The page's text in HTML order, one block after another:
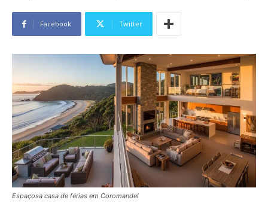
Facebook Twitter
Espaçosa casa de férias em Coromandel